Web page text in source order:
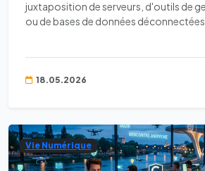
juxtaposition de serveurs, d'outils de
ou de bases de données déconnectées.
18.05.2026
Vie Numérique